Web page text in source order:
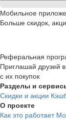
Мобильное
Больше скидок,
Реферальная
Приглашай друзей
с их покупок
Разделы и
Скидки и акции
О проекте
Как это работает